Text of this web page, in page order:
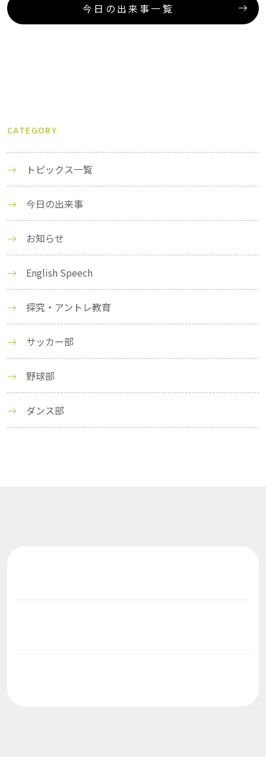
今日の出来事一覧
CATEGORY
トピックス一覧
今日の出来事
お知らせ
English Speech
探究・アントレ教育
サッカー部
野球部
ダンス部